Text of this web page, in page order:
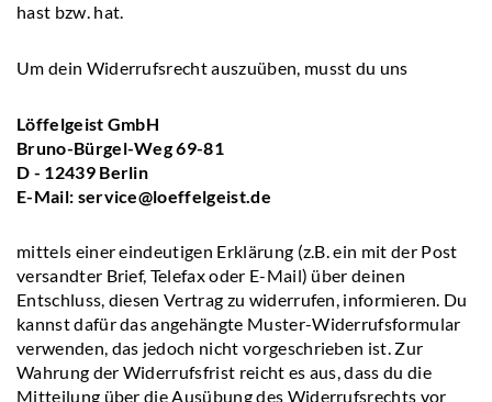
hast bzw. hat.
Um dein Widerrufsrecht auszuüben, musst du uns
Löffelgeist GmbH
Bruno-Bürgel-Weg 69-81
D - 12439 Berlin
E-Mail: service@loeffelgeist.de
mittels einer eindeutigen Erklärung (z.B. ein mit der Post
versandter Brief, Telefax oder E-Mail) über deinen
Entschluss, diesen Vertrag zu widerrufen, informieren. Du
kannst dafür das angehängte Muster-Widerrufsformular
verwenden, das jedoch nicht vorgeschrieben ist. Zur
Wahrung der Widerrufsfrist reicht es aus, dass du die
Mitteilung über die Ausübung des Widerrufsrechts vor